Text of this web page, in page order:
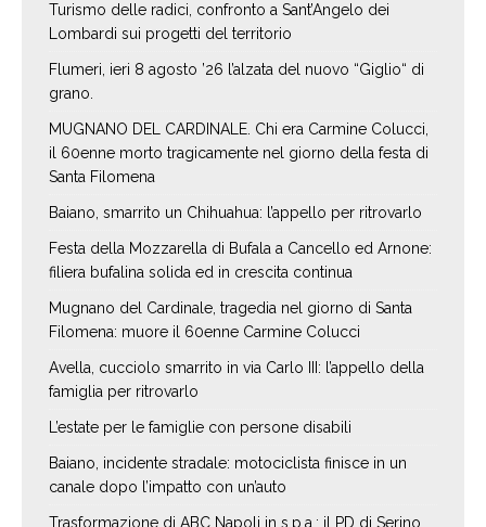
Turismo delle radici, confronto a Sant’Angelo dei
Lombardi sui progetti del territorio
Flumeri, ieri 8 agosto ’26 l’alzata del nuovo “Giglio“ di
grano.
MUGNANO DEL CARDINALE. Chi era Carmine Colucci,
il 60enne morto tragicamente nel giorno della festa di
Santa Filomena
Baiano, smarrito un Chihuahua: l’appello per ritrovarlo
Festa della Mozzarella di Bufala a Cancello ed Arnone:
filiera bufalina solida ed in crescita continua
Mugnano del Cardinale, tragedia nel giorno di Santa
Filomena: muore il 60enne Carmine Colucci
Avella, cucciolo smarrito in via Carlo III: l’appello della
famiglia per ritrovarlo
L’estate per le famiglie con persone disabili
Baiano, incidente stradale: motociclista finisce in un
canale dopo l’impatto con un’auto
Trasformazione di ABC Napoli in s.p.a.: il PD di Serino